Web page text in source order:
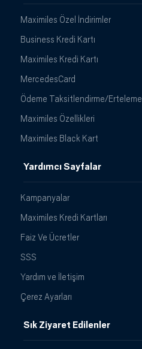
Maximiles Özel İndirimler
Business Kredi Kartı
Maximiles Kredi Kartı
MercedesCard
Ödeme Taksitlendirme/Erteleme
Maximiles Özellikleri
Maximiles Black Kart
Yardımcı Sayfalar
Kampanyalar
Maximiles Kredi Kartları
Faiz Ve Ücretler
SSS
Yardım ve İletişim
Çerez Ayarları
Sık Ziyaret Edilenler